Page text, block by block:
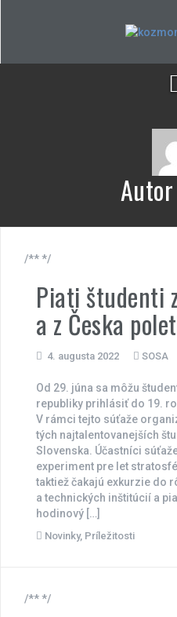
Autor
/** */
Piati študenti
a z Česka
4. augusta 2022 SOSA
Od 29. júna sa môžu
republiky prihlásiť do 19.
V rámci tejto súťaže
tých najtalentovanejších
Slovenska. Účastníci
experiment pre let
taktiež čakajú exkurzie do
a technických inštitúcií a
hodinový […]
Novinky, Príležitosti
/** */